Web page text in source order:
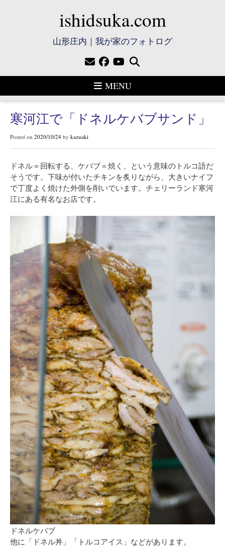
ishidsuka.com
山形庄内｜我が家のフォトログ
MENU
寒河江で「ドネルケバブサンド」
Posted on 2020/10/24 by kazuaki
ドネル＝回転する、ケバブ＝焼く、という意味のトルコ語だ
そうです。下味が付いたチキンを炙りながら、大きいナイフ
で丁度よく焼けた外側を削いでいます。チェリーランド寒河
江にある有名なお店です。
ドネルケバブ
他に「ドネル丼」「トルコアイス」などがあります。